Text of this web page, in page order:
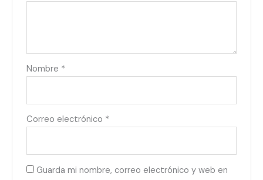
Nombre *
Correo electrónico *
Guarda mi nombre, correo electrónico y web en